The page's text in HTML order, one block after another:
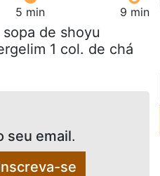
5 min 9 min
de shoyu
1 col. de chá
seu email.
se